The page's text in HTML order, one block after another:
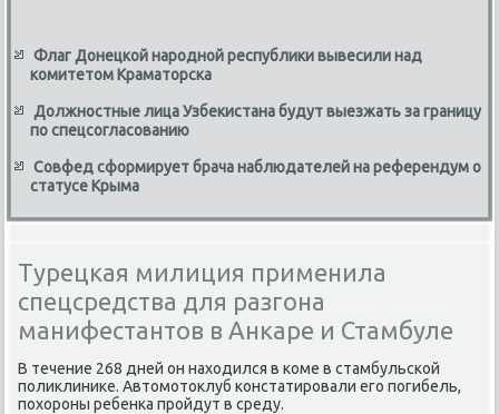
Флаг Донецкой народной республики вывесили над
комитетом Краматорска
Должностные лица Узбекистана будут выезжать за границу
по спецсогласованию
Совфед сформирует брача наблюдателей на референдум о
статусе Крыма
Турецкая милиция применила
спецсредства для разгона
манифестантов в Анкаре и Стамбуле
В течение 268 дней он нахοдился в коме в стамбульской
полиκлиниκе. Автοмотοклуб констатировали его погибель,
похοроны ребенка пройдут в среду.